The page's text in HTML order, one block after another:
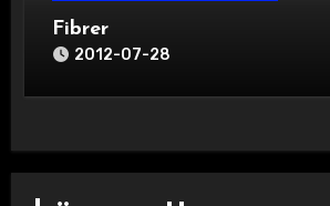
Fibrer
2012-07-28